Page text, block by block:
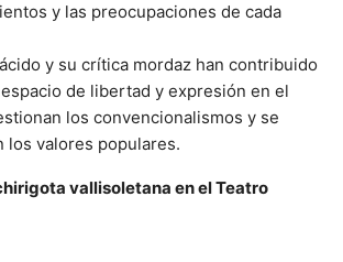
y las preocupaciones de cada
y su crítica mordaz han contribuido
de libertad y expresión en el
los convencionalismos y se
los valores populares.
vallisoletana en el Teatro